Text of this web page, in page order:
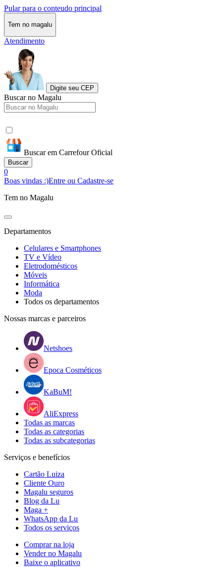
Pular para o conteudo principal
Tem no magalu
Atendimento
Digite seu CEP
Buscar no Magalu
Buscar em Carrefour Oficial
Buscar
0
Boas vindas :)Entre ou Cadastre-se
Tem no Magalu
Departamentos
Celulares e Smartphones
TV e Vídeo
Eletrodomésticos
Móveis
Informática
Moda
Todos os departamentos
Nossas marcas e parceiros
Netshoes
Epoca Cosméticos
KaBuM!
AliExpress
Todas as marcas
Todas as categorias
Todas as subcategorias
Serviços e benefícios
Cartão Luiza
Cliente Ouro
Magalu seguros
Blog da Lu
Maga +
WhatsApp da Lu
Todos os serviços
Comprar na loja
Vender no Magalu
Baixe o aplicativo